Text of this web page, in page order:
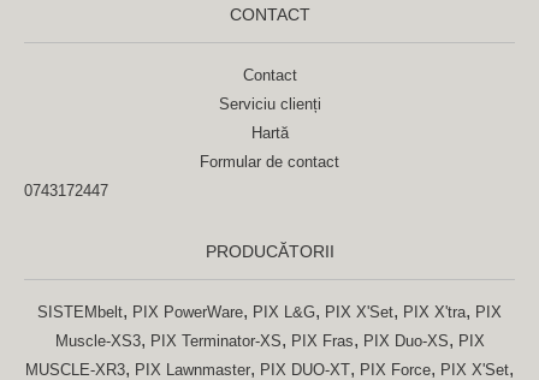
CONTACT
Contact
Serviciu clienți
Hartă
Formular de contact
0743172447
PRODUCĂTORII
SISTEMbelt, PIX PowerWare, PIX L&G, PIX X'Set, PIX X'tra, PIX
Muscle-XS3, PIX Terminator-XS, PIX Fras, PIX Duo-XS, PIX
MUSCLE-XR3, PIX Lawnmaster, PIX DUO-XT, PIX Force, PIX X'Set,